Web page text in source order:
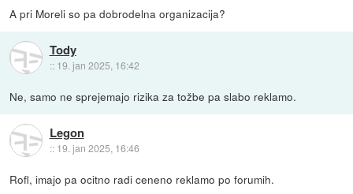
A pri Moreli so pa dobrodelna organizacija?
Tody
:: 19. jan 2025, 16:42
Ne, samo ne sprejemajo rizika za tožbe pa slabo reklamo.
Legon
:: 19. jan 2025, 16:46
Rofl, imajo pa ocitno radi ceneno reklamo po forumih.